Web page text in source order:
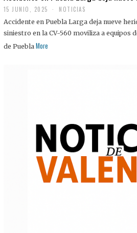
15 JUNIO, 2025 NOTICIAS
Accidente en Puebla Larga deja nueve
siniestro en la CV-560 moviliza a equipos
de Puebla More